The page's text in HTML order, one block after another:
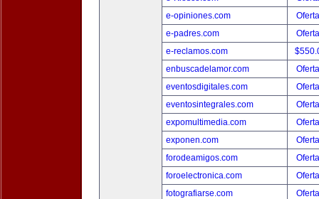
e-opiniones.com
e-padres.com
e-reclamos.com
enbuscadelamor.com
eventosdigitales.com
eventosintegrales.com
expomultimedia.com
exponen.com
forodeamigos.com
foroelectronica.com
fotografiarse.com